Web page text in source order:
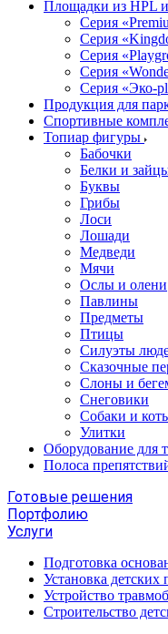
Площадки из HPL
Серия
Серия
Серия
Серия
Серия «Эко-
Продукция для
Спортивные
Топиар фигуры
Бабочки
Белки и
Буквы
Грибы
Лоси
Лошади
Медведи
Мячи
Ослы и олени
Павлины
Предметы
Птицы
Силуэты
Сказочные
Слоны и
Снеговики
Собаки и
Улитки
Оборудование для
Полоса
Готовые решения
Портфолию
Услуги
Подготовка
Установка детских
Устройство
Строительство